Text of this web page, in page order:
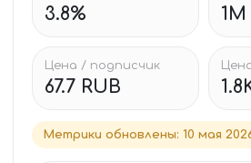
3.8%
Цена / подписчик
67.7 RUB
Метрики обновлены: 10 мая